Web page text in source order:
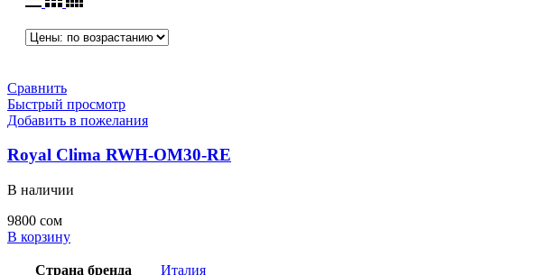
Сравнить
Быстрый просмотр
Добавить в пожелания
Royal Clima RWH-OM30-RE
В наличии
9800 сом
В корзину
Страна бренда Италия